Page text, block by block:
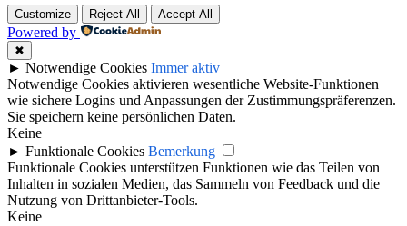
Customize Reject All Accept All
Powered by
✖
► Notwendige Cookies Immer aktiv
Notwendige Cookies aktivieren wesentliche Website-Funktionen
wie sichere Logins und Anpassungen der Zustimmungspräferenzen.
Sie speichern keine persönlichen Daten.
Keine
► Funktionale Cookies Bemerkung
Funktionale Cookies unterstützen Funktionen wie das Teilen von
Inhalten in sozialen Medien, das Sammeln von Feedback und die
Nutzung von Drittanbieter-Tools.
Keine